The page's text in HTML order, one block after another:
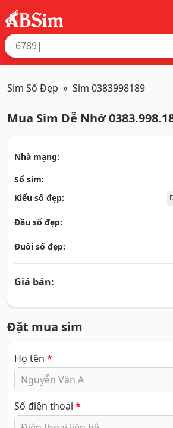
Sim Số Đẹp Sim 0383998189
Mua Sim Dễ Nhớ
Nhà mạng:
Số sim:
Kiểu số đẹp:
Đầu số đẹp:
Đuôi số đẹp:
Giá bán:
Đặt mua sim
Họ tên *
Số điện thoại *